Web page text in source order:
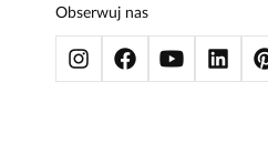
Obserwuj nas